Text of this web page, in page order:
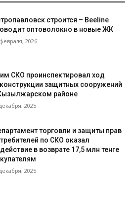
строится – Beeline
оптоволокно в новые ЖК
2026
СКО проинспектировал ход
защитных сооружений
районе
2025
торговли и защиты прав
по СКО оказал
в возврате 17,5 млн тенге
2025